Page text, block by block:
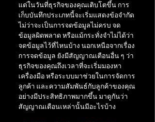
แต่ในวันที่ธุรกิจของคุณเติบโตขึ้น การ
เก็บบันทึกประเภทนี้จะเริ่มแสดงข้อจำกัด
ไม่ว่าจะเป็นการจดข้อมูลไม่ครบ จด
ข้อมูลผิดพลาด หรือแม้กระทั่งจำไม่ได้ว่า
จดข้อมูลไว้ที่ไหนบ้าง นอกเหนือจากเรื่อง
การจดข้อมูล ยังมีสัญญาณเตือนอื่น ๆ ว่า
ธุรกิจของคุณถึงเวลาที่จะเริ่มมองหา
เครื่องมือ หรือระบบมาช่วยในการจัดการ
ลูกค้า และความสัมพันธ์กับลูกค้าของคุณ
อย่างมีประสิทธิภาพมากขึ้น มาดูกันว่า
สัญญาณเตือนเหล่านั้นมีอะไรบ้าง